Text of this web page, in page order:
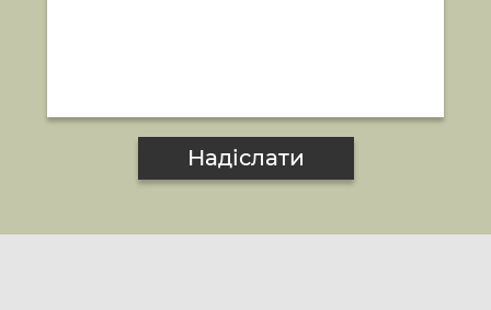
Надіслати